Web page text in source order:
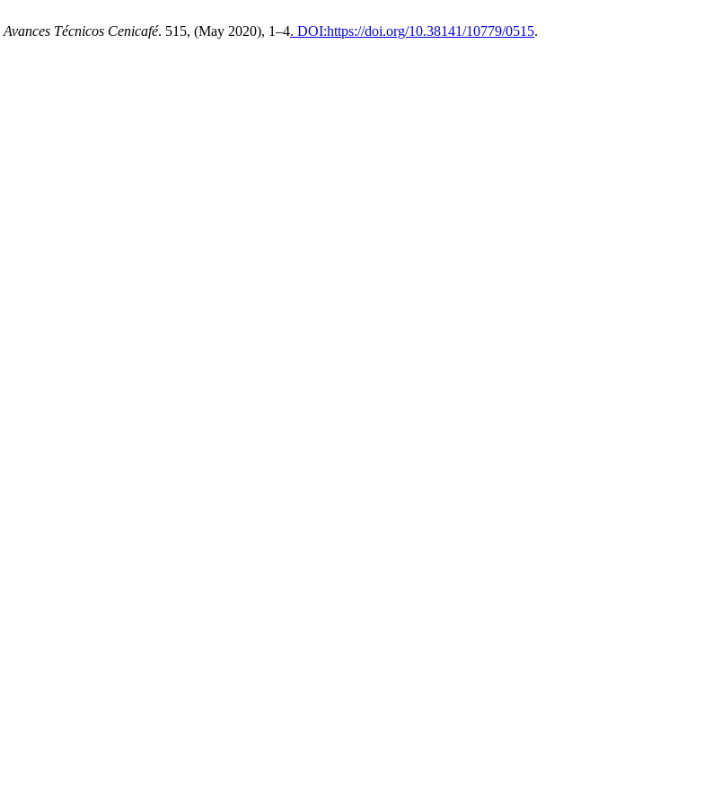
Avances Técnicos Cenicafé. 515, (May 2020), 1–4. DOI:https://doi.org/10.38141/10779/0515.